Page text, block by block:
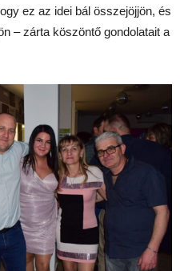
ez az idei bál összejöjjön, és
– zárta köszöntő gondolatait a